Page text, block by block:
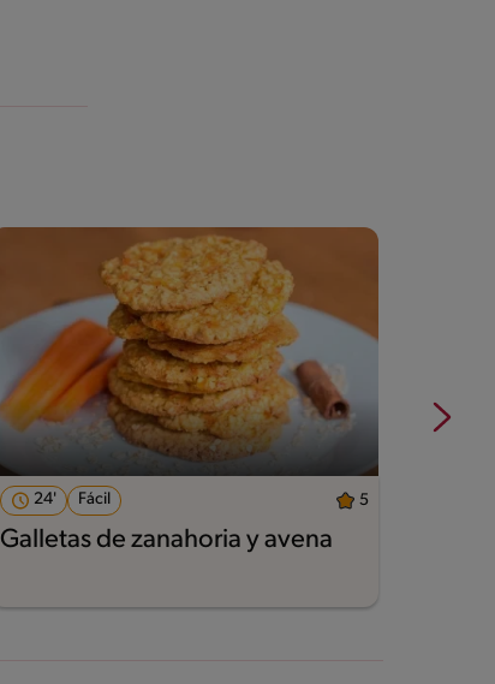
24' Fácil 5
Galletas de zanahoria y avena